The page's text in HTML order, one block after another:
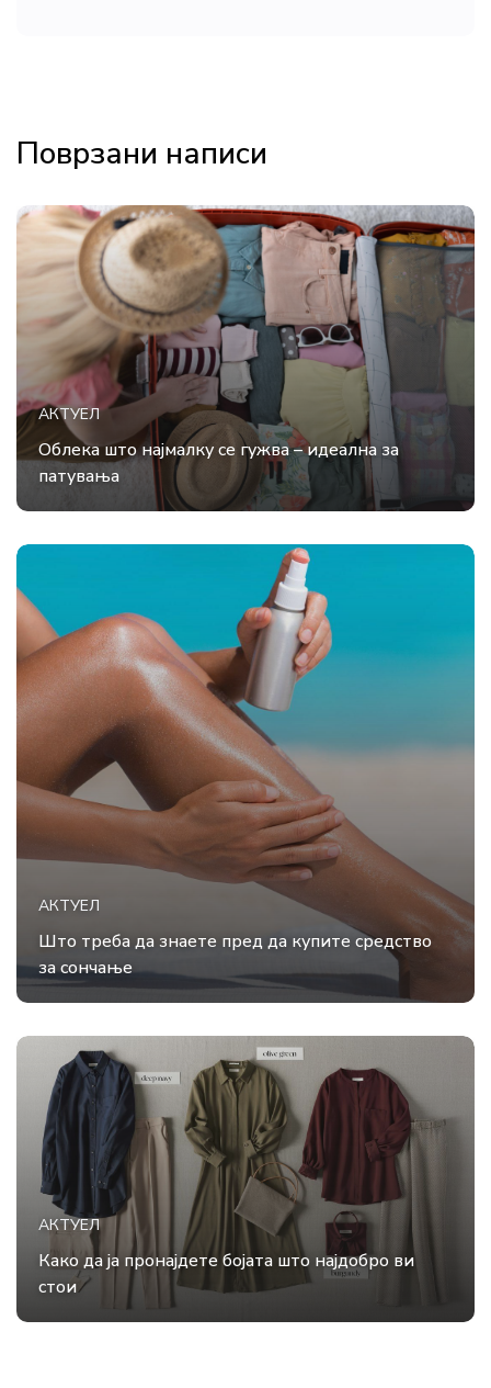
Поврзани написи
АКТУЕЛ
Облека што најмалку се гужва – идеална за
патувања
АКТУЕЛ
Што треба да знаете пред да купите средство
за сончање
АКТУЕЛ
Како да ја пронајдете бојата што најдобро ви
стои